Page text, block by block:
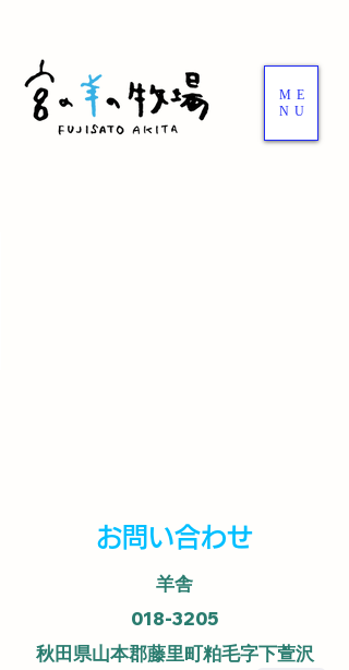
ME
NU
​お問い合わせ
羊舎
018-3205
秋田県山本郡藤里町粕毛字下萱沢